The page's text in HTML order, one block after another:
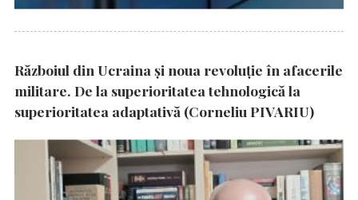
Războiul din Ucraina și noua revoluție în afacerile
militare. De la superioritatea tehnologică la
superioritatea adaptativă (Corneliu PIVARIU)